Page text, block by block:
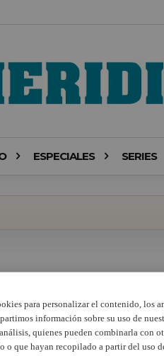
ESPECIALES SERIES
para personalizar el contenido, los
información sobre su uso de
quienes pueden combinarla con
o que hayan recopilado a partir del uso